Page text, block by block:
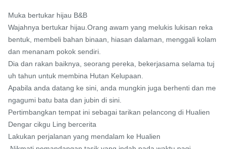
Muka bertukar hijau B&B
Wajahnya bertukar hijau.Orang awam yang melukis lukisan reka
bentuk, membeli bahan binaan, hiasan dalaman, menggali kolam
dan menanam pokok sendiri.
Dia dan rakan baiknya, seorang pereka, bekerjasama selama tuj
uh tahun untuk membina Hutan Kelupaan.
Apabila anda datang ke sini, anda mungkin juga berhenti dan me
ngagumi batu bata dan jubin di sini.
Pertimbangkan tempat ini sebagai tarikan pelancong di Hualien
Dengar cikgu Ling bercerita
Lakukan perjalanan yang mendalam ke Hualien